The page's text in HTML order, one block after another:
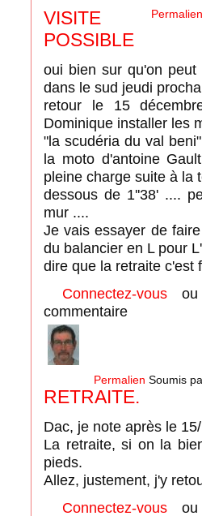
Permalien
VISITE
POSSIBLE
oui bien sur qu'on
dans le sud jeudi
retour le 15
Dominique installer les
"la scudéria du val
la moto d'antoine
pleine charge suite à la
dessous de 1''38' ....
mur ....
Je vais essayer de
du balancier en L pour
dire que la retraite c'est
Connectez-vous
commentaire
Permalien Soumis
RETRAITE.
Dac, je note après le
La retraite, si on la
pieds.
Allez, justement, j'y
Connectez-vous